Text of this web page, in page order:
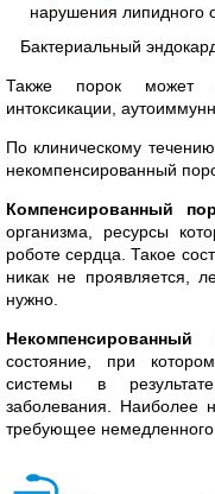
нарушения липидного
Бактериальный
Также порок может
интоксикации,
По клиническому
некомпенсированный
Компенсированный
организма, ресурсы
роботе сердца. Такое
никак не проявляется,
нужно.
состояние, при
системы в
заболевания. Наиболее
требующее немедленного